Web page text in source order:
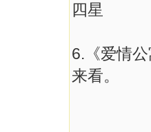
四星
6.《爱情
来看。